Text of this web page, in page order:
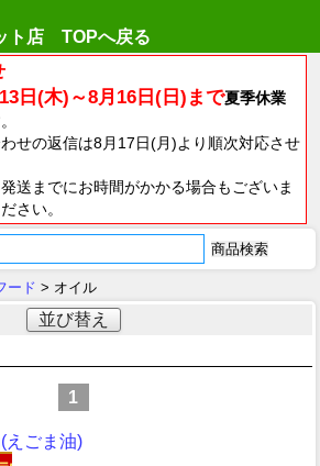
ト店 TOPへ戻る
日(木)～8月16日(日)まで夏季休業
せの返信は8月17日(月)より順次対応させ
送までにお時間がかかる場合もございま
さい。
ード > オイル
並び替え
1
えごま油)